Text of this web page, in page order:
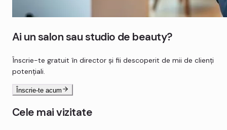
Ai un salon sau studio de beauty?
Înscrie-te gratuit în director și fii descoperit de mii de clienți
potențiali.
Înscrie-te acum
Cele mai vizitate